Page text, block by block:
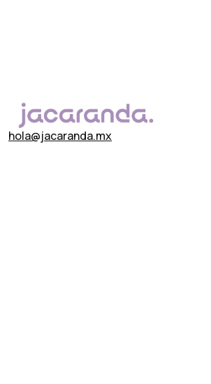
hola@jacaranda.mx